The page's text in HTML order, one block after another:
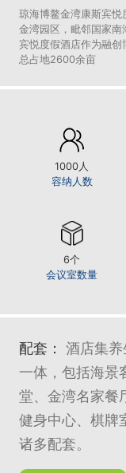
琼海博鳌金湾康斯宾
金湾园区，毗邻国家
宾悦度假酒店作为融创
总占地2600余亩
1000人
容纳人数
6个
会议室数量
配套：
酒店集
一体，包括海景
堂、金湾名家餐
健身中心、棋牌
诸多配套。